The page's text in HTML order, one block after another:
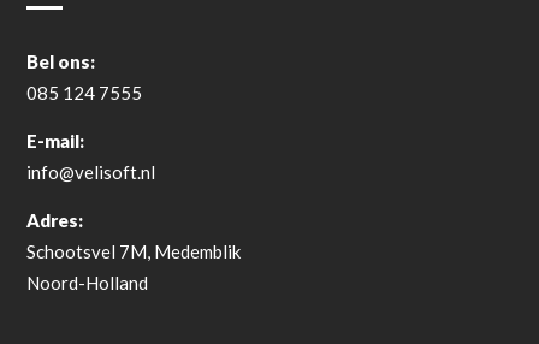
Bel ons:
085 124 7555
E-mail:
info@velisoft.nl
Adres:
Schootsvel 7M, Medemblik
Noord-Holland